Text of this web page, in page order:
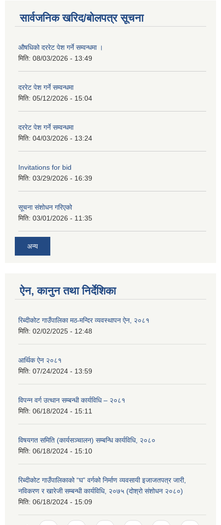
सार्वजनिक खरिद/बोलपत्र सूचना
औषधिको दररेट पेश गर्ने सम्वन्धमा ।
मिति: 08/03/2026 - 13:49
दररेट पेश गर्ने सम्वन्धमा
मिति: 05/12/2026 - 15:04
दररेट पेश गर्ने सम्वन्धमा
मिति: 04/03/2026 - 13:24
Invitations for bid
मिति: 03/29/2026 - 16:39
सूचना संशोधन गरिएको
मिति: 03/01/2026 - 11:35
अन्य
ऐन, कानुन तथा निर्देशिका
रिब्दीकोट गाउँपालिका मठ-मन्दिर व्यवस्थापन ऐन, २०८१
मिति: 02/02/2025 - 12:48
आर्थिक ऐन २०८१
मिति: 07/24/2024 - 13:59
विपन्न वर्ग उत्थान सम्बन्धी कार्यविधि – २०८१
मिति: 06/18/2024 - 15:11
विषयगत समिति (कार्यसञ्चालन) सम्बन्धि कार्यविधि, २०८०
मिति: 06/18/2024 - 15:10
रिब्दीकोट गाउँपालिकाको “घ” वर्गको निर्माण व्यवसायी इजाजतपत्र जारी,
नविकरण र खारेजी सम्बन्धी कार्यविधि, २०७५ (दोश्रो संशोधन २०८०)
मिति: 06/18/2024 - 15:09